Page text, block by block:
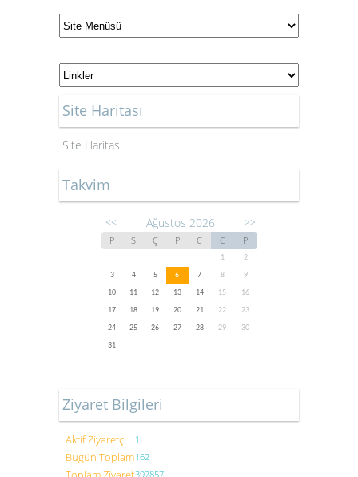
Site Haritası
Site Haritası
Takvim
<< Ağustos 2026 >>
P S Ç P C C P
1
2
3
4 5 6 7 8
9
10
11 12 13 14 15
16
17
18 19 20 21 22
23
24
25 26 27 28 29
30
31
Ziyaret Bilgileri
Aktif Ziyaretçi 1
Bugün Toplam162
397857